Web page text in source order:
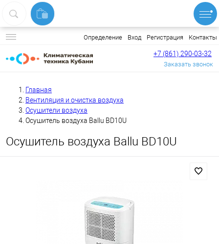
Определение Вход Регистрация Контакты
+7 (861) 290-03-32
Заказать звонок
Главная
Вентиляция и очистка воздуха
Осушители воздуха
Осушитель воздуха Ballu BD10U
Осушитель воздуха Ballu BD10U